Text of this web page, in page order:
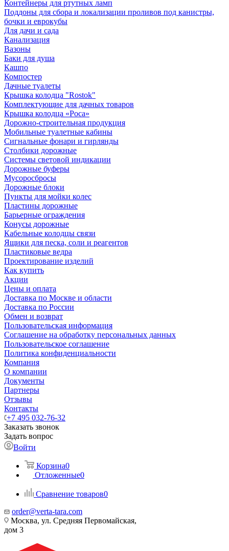
Контейнеры для ртутных ламп
Поддоны для сбора и локализации проливов под канистры,
бочки и еврокубы
Для дачи и сада
Канализация
Вазоны
Баки для душа
Кашпо
Компостер
Дачные туалеты
Крышка колодца "Rostok"
Комплектующие для дачных товаров
Крышка колодца «Роса»
Дорожно-строительная продукция
Мобильные туалетные кабины
Сигнальные фонари и гирлянды
Столбики дорожные
Системы световой индикации
Дорожные буферы
Мусоросбросы
Дорожные блоки
Пункты для мойки колес
Пластины дорожные
Барьерные ограждения
Конусы дорожные
Кабельные колодцы связи
Ящики для песка, соли и реагентов
Пластиковые ведра
Проектирование изделий
Как купить
Акции
Цены и оплата
Доставка по Москве и области
Доставка по России
Обмен и возврат
Пользовательская информация
Соглашение на обработку персональных данных
Пользовательское соглашение
Политика конфиденциальности
Компания
О компании
Документы
Партнеры
Отзывы
Контакты
+7 495 032-76-32
Заказать звонок
Задать вопрос
Войти
Корзина0
Отложенные0
Сравнение товаров0
order@verta-tara.com
Москва, ул. Средняя Первомайская,
дом 3